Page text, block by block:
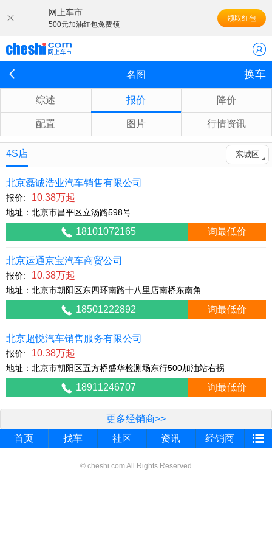
网上车市
500元加油红包免费领
领取红包
名图 换车
综述 报价 降价
配置 图片 行情资讯
4S店 东城区
北京磊诚浩业汽车销售有限公司
报价: 10.38万起
地址：北京市昌平区立汤路598号
18101072165 询最低价
北京运通京宝汽车商贸公司
报价: 10.38万起
地址：北京市朝阳区东四环南路十八里店南桥东南角
18501222892 询最低价
北京超悦汽车销售服务有限公司
报价: 10.38万起
地址：北京市朝阳区五方桥盛华检测场东行500加油站右拐
18911246707 询最低价
更多经销商>>
首页
找车 社区 资讯 经销商
© cheshi.com All Rights Reserved